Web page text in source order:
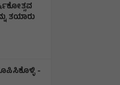
ತಯಾರು
-